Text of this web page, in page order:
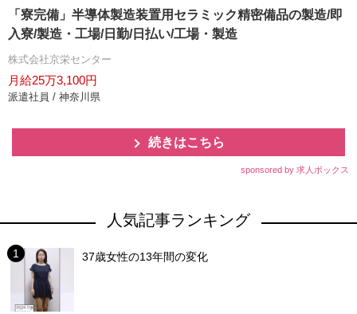
「寮完備」半導体製造装置用セラミック精密備品の製造/即
入寮/製造・工場/日勤/日払い/工場・製造
株式会社京栄センター
月給25万3,100円
派遣社員 / 神奈川県
続きはこちら
sponsored by 求人ボックス
人気記事ランキング
37歳女性の13年間の変化